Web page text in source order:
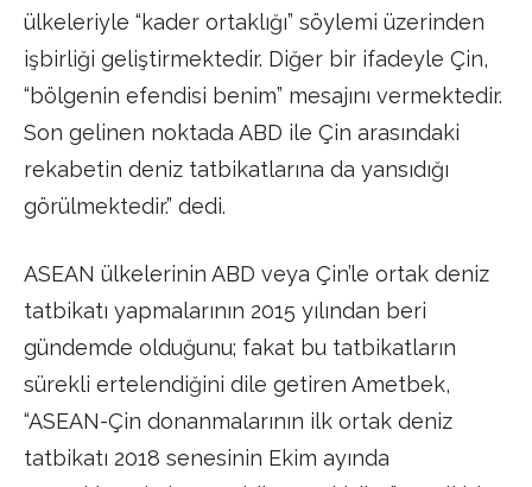
ülkeleriyle “kader ortaklığı” söylemi üzerinden
işbirliği geliştirmektedir. Diğer bir ifadeyle Çin,
“bölgenin efendisi benim” mesajını vermektedir.
Son gelinen noktada ABD ile Çin arasındaki
rekabetin deniz tatbikatlarına da yansıdığı
görülmektedir.” dedi.
ASEAN ülkelerinin ABD veya Çin’le ortak deniz
tatbikatı yapmalarının 2015 yılından beri
gündemde olduğunu; fakat bu tatbikatların
sürekli ertelendiğini dile getiren Ametbek,
“ASEAN-Çin donanmalarının ilk ortak deniz
tatbikatı 2018 senesinin Ekim ayında